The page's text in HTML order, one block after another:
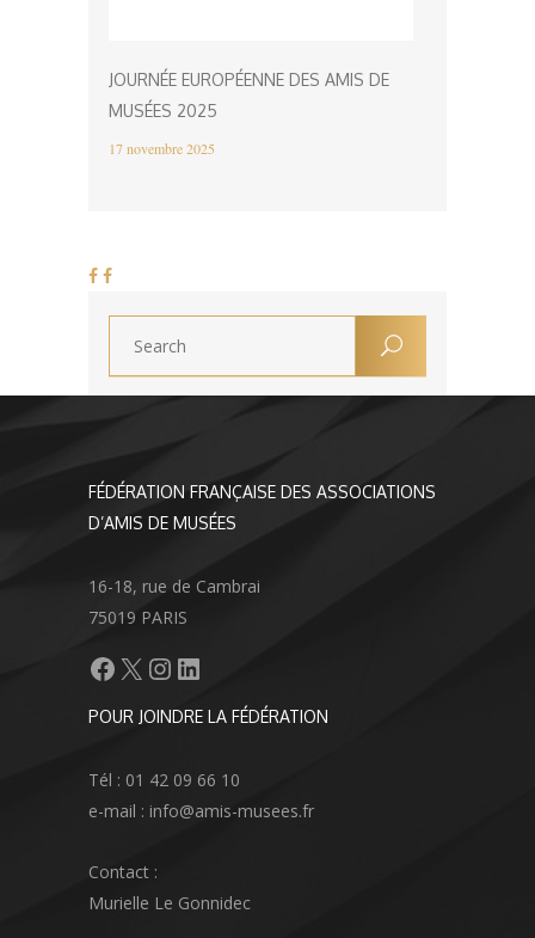
JOURNÉE EUROPÉENNE DES AMIS DE
MUSÉES 2025
17 novembre 2025
FÉDÉRATION FRANÇAISE DES ASSOCIATIONS
D’AMIS DE MUSÉES
16-18, rue de Cambrai
75019 PARIS
Facebook
X Instagram
LinkedIn
POUR JOINDRE LA FÉDÉRATION
Tél : 01 42 09 66 10
e-mail : info@amis-musees.fr
Contact :
Murielle Le Gonnidec